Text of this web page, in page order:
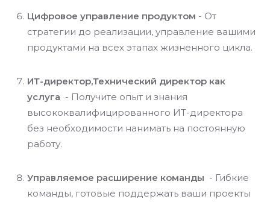
Цифровое управление продуктом - От
стратегии до реализации, управление вашими
продуктами на всех этапах жизненного цикла.
ИТ-директор,Технический директор как
услуга - Получите опыт и знания
высококвалифицированного ИТ-директора
без необходимости нанимать на постоянную
работу.
Управляемое расширение команды - Гибкие
команды, готовые поддержать ваши проекты